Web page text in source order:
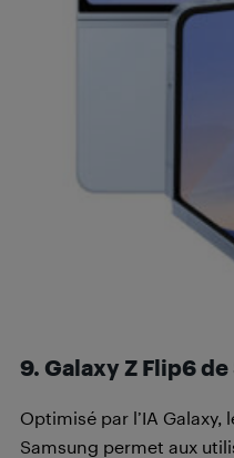
9. Galaxy Z Flip6
Optimisé par l’IA Galaxy,
Samsung permet aux